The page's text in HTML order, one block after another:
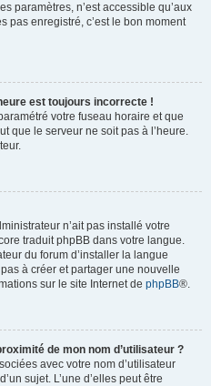
paramètres, n’est accessible qu’aux
pas enregistré, c’est le bon moment
est toujours incorrecte !
votre fuseau horaire et que
que le serveur ne soit pas à l’heure.
n’ait pas installé votre
traduit phpBB dans votre langue.
du forum d’installer la langue
à créer et partager une nouvelle
sur le site Internet de phpBB®.
de mon nom d’utilisateur ?
avec votre nom d’utilisateur
sujet. L’une d’elles peut être